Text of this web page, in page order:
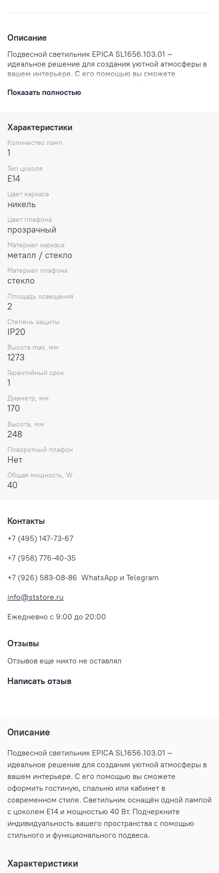
Описание
Подвесной светильник EPICA SL1656.103.01 —
идеальное решение для создания уютной атмосферы в
вашем интерьере. С его помощью вы сможете
современном стиле. Светильник оснащён одной лампой
стильного и функционального подвеса.
Показать полностью
Характеристики
Количество ламп
1
Тип цоколя
E14
Цвет каркаса
никель
Цвет плафона
прозрачный
Материал каркаса
металл / стекло
Материал плафона
стекло
Площадь освещения
2
Степень защиты
IP20
Высота max, мм
1273
Гарантийный срок
1
Диаметр, мм
170
Высота, мм
248
Поворотный плафон
Нет
Общая мощность, W
40
Контакты
+7 (495) 147-73-67
+7 (958) 776-40-35
+7 (926) 583-08-86 WhatsApp и Telegram
info@ststore.ru
Ежедневно с 9:00 до 20:00
Отзывы
Отзывов еще никто не оставлял
Написать отзыв
Описание
Подвесной светильник EPICA SL1656.103.01 —
идеальное решение для создания уютной атмосферы в
вашем интерьере. С его помощью вы сможете
оформить гостиную, спальню или кабинет в
современном стиле. Светильник оснащён одной лампой
с цоколем E14 и мощностью 40 Вт. Подчеркните
индивидуальность вашего пространства с помощью
стильного и функционального подвеса.
Характеристики